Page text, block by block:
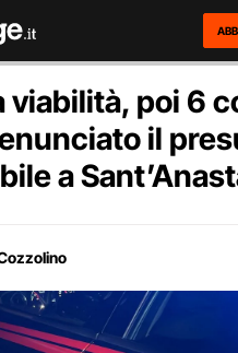
viabilità, poi 6
il
a